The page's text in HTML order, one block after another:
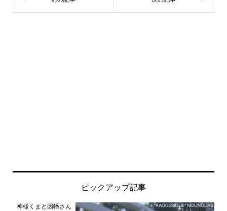
ピックアップ記事
神様くまと因幡さん